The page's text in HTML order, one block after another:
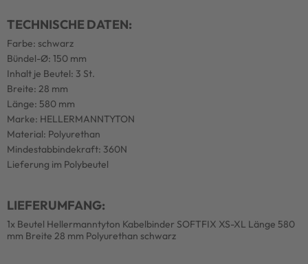
TECHNISCHE DATEN:
Farbe: schwarz
Bündel-Ø: 150 mm
Inhalt je Beutel: 3 St.
Breite: 28 mm
Länge: 580 mm
Marke: HELLERMANNTYTON
Material: Polyurethan
Mindestabbindekraft: 360N
Lieferung im Polybeutel
LIEFERUMFANG:
1x Beutel Hellermanntyton Kabelbinder SOFTFIX XS-XL Länge 580
mm Breite 28 mm Polyurethan schwarz